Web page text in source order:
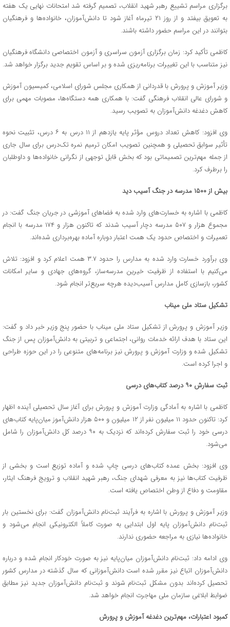
برگزاری مراسم تشییع رهبر شهید انقلاب، تصمیم گرفته شد امتحانات نهایی یک هفته
به تعویق بیفتد و از روز ۲۱ تیرماه آغاز شود تا دانش‌آموزان، خانواده‌ها و فرهنگیان
بتوانند در این مراسم حضور داشته باشند.
کاظمی تأکید کرد: زمان برگزاری آزمون سراسری و آزمون اختصاصی دانشگاه فرهنگیان
نیز متناسب با این تغییرات برنامه‌ریزی شده و بر اساس تقویم جدید برگزار خواهد شد.
وزیر آموزش و پرورش با قدردانی از همکاری مجلس شورای اسلامی، کمیسیون آموزش
و شورای عالی انقلاب فرهنگی گفت: با همکاری همه دستگاه‌ها، مصوبات مهمی برای
کاهش دغدغه دانش‌آموزان به تصویب رسید.
وی افزود: کاهش تعداد دروس مؤثر پایه یازدهم از ۱۱ درس به ۶ درس، تثبیت نحوه
تأثیر سوابق تحصیلی و همچنین تصویب امکان ترمیم نمره تک‌درس برای سال جاری
از جمله مهم‌ترین تصمیماتی بود که بخش قابل توجهی از نگرانی خانواده‌ها و داوطلبان
را برطرف کرد.
بیش از ۱۵۰۰ مدرسه در جنگ آسیب دید
کاظمی با اشاره به خسارت‌های وارد شده به فضاهای آموزشی در جریان جنگ گفت: در
مجموع هزار و ۵۰۷ مدرسه دچار آسیب شدند که تاکنون هزار و ۱۷۴ مدرسه با انجام
تعمیرات و اختصاص حدود یک همت اعتبار دوباره آماده بهره‌برداری شده‌اند.
وی برآورد خسارت وارد شده به مدارس را حدود ۳.۷ همت اعلام کرد و افزود: تلاش
می‌کنیم با استفاده از ظرفیت خیرین مدرسه‌ساز، گروه‌های جهادی و سایر امکانات
کشور، بازسازی کامل مدارس آسیب‌دیده هرچه سریع‌تر انجام شود.
تشکیل ستاد ملی میناب
وزیر آموزش و پرورش از تشکیل ستاد ملی میناب با حضور پنج وزیر خبر داد و گفت:
این ستاد با هدف ارائه خدمات روانی، اجتماعی و تربیتی به دانش‌آموزان پس از جنگ
تشکیل شده و وزارت آموزش و پرورش نیز برنامه‌های متنوعی را در این حوزه طراحی
و اجرا کرده است.
ثبت سفارش ۹۰ درصد کتاب‌های درسی
کاظمی با اشاره به آمادگی وزارت آموزش و پرورش برای آغاز سال تحصیلی آینده اظهار
کرد: تاکنون حدود ۱۱ میلیون نفر از ۱۲ میلیون و ۵۰۰ هزار دانش‌آموز میان‌پایه کتاب‌های
درسی خود را ثبت سفارش کرده‌اند که نزدیک به ۹۰ درصد کل دانش‌آموزان را شامل
می‌شود.
وی افزود: بخش عمده کتاب‌های درسی چاپ شده و آماده توزیع است و بخشی از
ظرفیت کتاب‌ها نیز به معرفی شهدای جنگ، رهبر شهید انقلاب و ترویج فرهنگ ایثار،
مقاومت و دفاع از وطن اختصاص یافته است.
وزیر آموزش و پرورش با اشاره به فرآیند ثبت‌نام دانش‌آموزان گفت: برای نخستین بار
ثبت‌نام دانش‌آموزان پایه اول ابتدایی به صورت کاملاً الکترونیکی انجام می‌شود و
خانواده‌ها نیازی به مراجعه حضوری ندارند.
وی ادامه داد: ثبت‌نام دانش‌آموزان میان‌پایه نیز به صورت خودکار انجام شده و درباره
دانش‌آموزان اتباع نیز مقرر شده است دانش‌آموزانی که سال گذشته در مدارس کشور
تحصیل کرده‌اند بدون مشکل ثبت‌نام شوند و ثبت‌نام دانش‌آموزان جدید نیز مطابق
ضوابط ابلاغی سازمان ملی مهاجرت انجام خواهد شد.
کمبود اعتبارات، مهم‌ترین دغدغه آموزش و پرورش